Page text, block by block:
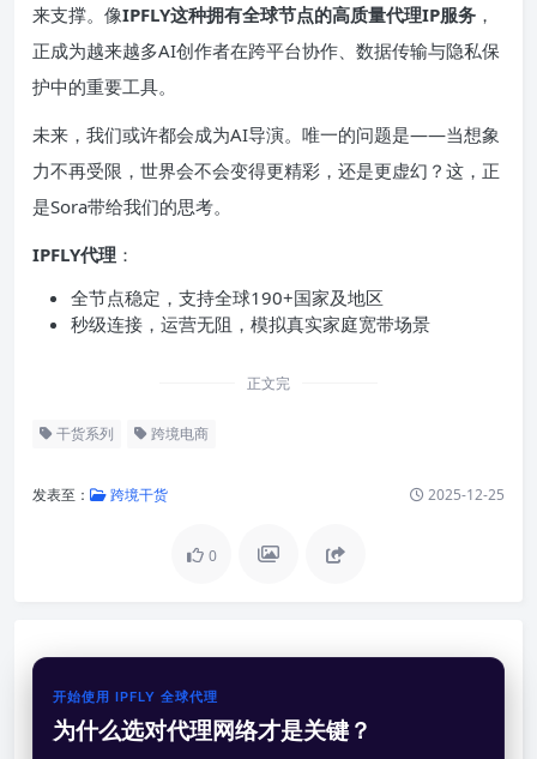
来支撑。像IPFLY这种拥有全球节点的高质量代理IP服务 ，
正成为越来越多AI创作者在跨平台协作、数据传输与隐私保
护中的重要工具。
未来，我们或许都会成为AI导演。唯一的问题是——当想象
力不再受限，世界会不会变得更精彩，还是更虚幻？这，正
是Sora带给我们的思考。
IPFLY代理 ：
全节点稳定，支持全球190+国家及地区
秒级连接，运营无阻，模拟真实家庭宽带场景
正文完
干货系列 跨境电商
发表至： 跨境干货 2025-12-25
0
开始使用 IPFLY 全球代理
为什么选对代理网络才是关键？